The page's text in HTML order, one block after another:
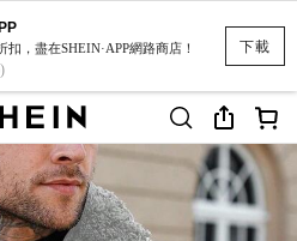
下載
，盡在SHEIN·APP網路商店！